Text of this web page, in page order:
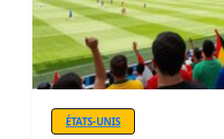
ÉTATS-UNIS